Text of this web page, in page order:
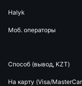
Halyk
Моб. операторы
Способ (вывод, KZT)
На карту (Visa/